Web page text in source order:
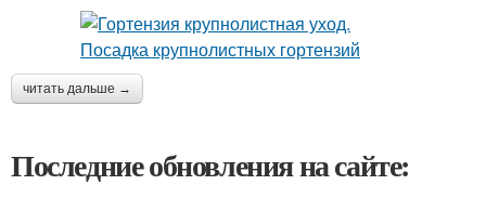
читать дальше →
Последние обновления на сайте: